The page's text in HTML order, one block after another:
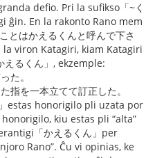
defio. Pri la sufikso「~く
ĝin. En la rakonto Rano mem
はかえるくんと呼んで下さ
viron Katagiri, kiam Katagiri
るくん」, ekzemple:
た。
指を一本立てて訂正した。
estas honorigilo pli uzata por
kiu estas pli “alta”
「かえるくん」per
Rano”. Ĉu vi opinias, ke